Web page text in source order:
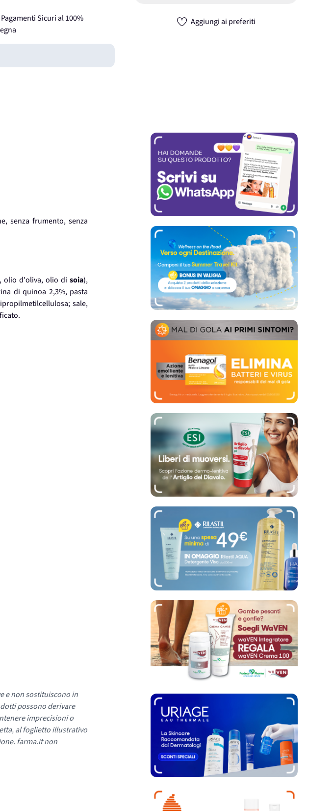
Aggiungi ai preferiti
Pagamenti Sicuri al 100%
senza frumento, senza
olio d'oliva, olio di soia),
di quinoa 2,3%, pasta
sale,
e non sostituiscono in
possono derivare
imprecisioni o
al foglietto illustrativo
farma.it non